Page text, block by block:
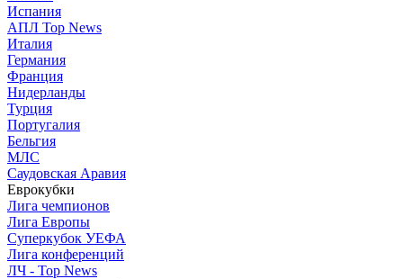
Испания
АПЛ Top News
Италия
Германия
Франция
Нидерланды
Турция
Португалия
Бельгия
МЛС
Саудовская Аравия
Еврокубки
Лига чемпионов
Лига Европы
Суперкубок УЕФА
Лига конференций
ЛЧ - Top News